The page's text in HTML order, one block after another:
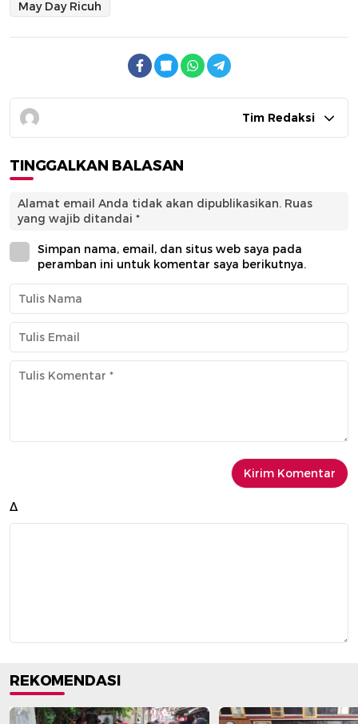
May Day Ricuh
Tim Redaksi
TINGGALKAN BALASAN
Alamat email Anda tidak akan dipublikasikan. Ruas
yang wajib ditandai *
Simpan nama, email, dan situs web saya pada
peramban ini untuk komentar saya berikutnya.
Δ
REKOMENDASI